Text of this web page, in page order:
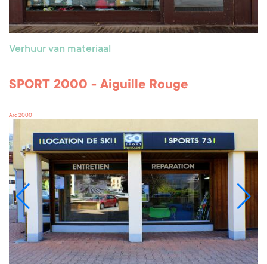
Verhuur van materiaal
SPORT 2000 - Aiguille Rouge
Arc 2000